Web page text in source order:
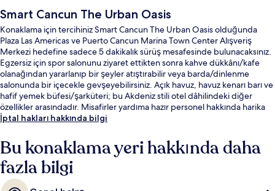
Smart Cancun The Urban Oasis
Konaklama için tercihiniz Smart Cancun The Urban Oasis olduğunda
Plaza Las Americas ve Puerto Cancun Marina Town Center Alışveriş
Merkezi hedefine sadece 5 dakikalık sürüş mesafesinde bulunacaksınız.
Egzersiz için spor salonunu ziyaret ettikten sonra kahve dükkânı/kafe
olanağından yararlanıp bir şeyler atıştırabilir veya barda/dinlenme
salonunda bir içecekle gevşeyebilirsiniz. Açık havuz, havuz kenarı barı ve
hafif yemek büfesi/şarküteri; bu Akdeniz stili otel dâhilindeki diğer
özellikler arasındadır. Misafirler yardıma hazır personel hakkında harika
yorumlarda bulunuyor.
İptal hakları hakkında bilgi
Bu konaklama yeri hakkında daha
fazla bilgi